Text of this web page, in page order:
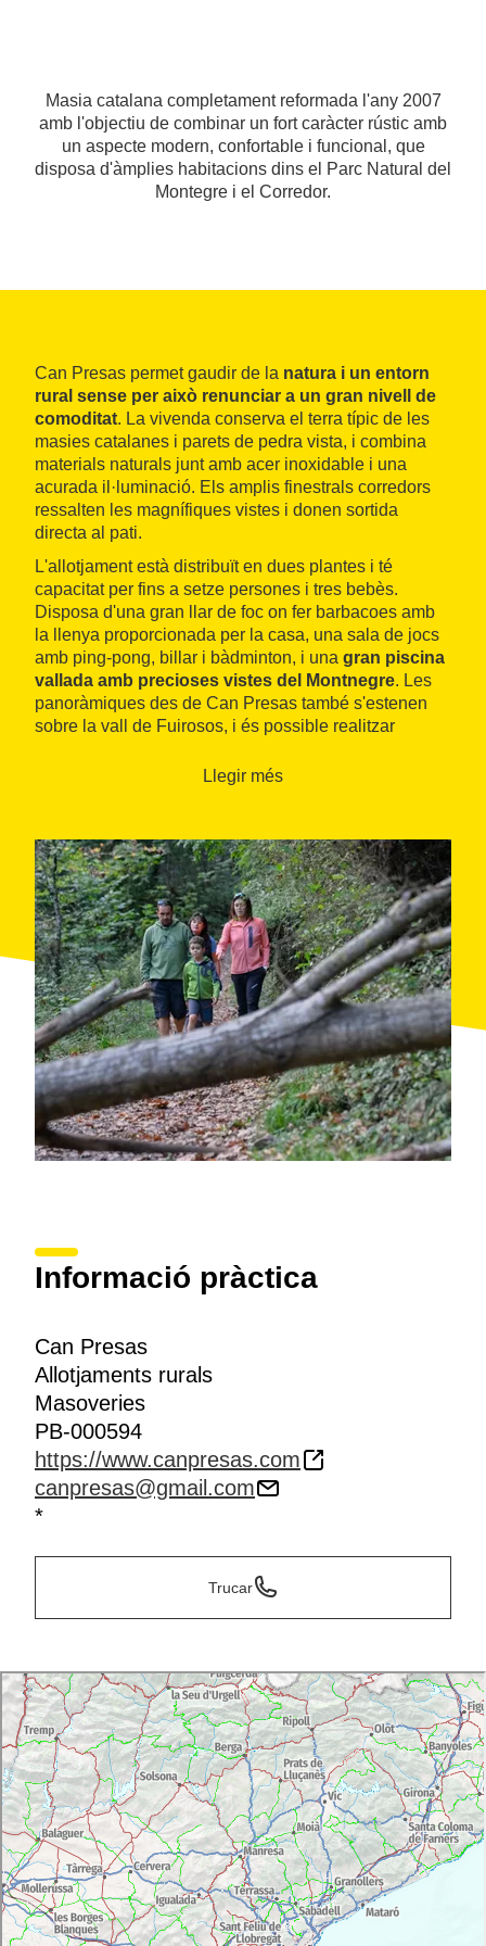
Masia catalana completament reformada l'any 2007
amb l'objectiu de combinar un fort caràcter rústic amb
un aspecte modern, confortable i funcional, que
disposa d'àmplies habitacions dins el Parc Natural del
Montegre i el Corredor.
Can Presas permet gaudir de la natura i un entorn
rural sense per això renunciar a un gran nivell de
comoditat. La vivenda conserva el terra típic de les
masies catalanes i parets de pedra vista, i combina
materials naturals junt amb acer inoxidable i una
acurada il·luminació. Els amplis finestrals corredors
ressalten les magnífiques vistes i donen sortida
directa al pati.
L'allotjament està distribuït en dues plantes i té
capacitat per fins a setze persones i tres bebès.
Disposa d'una gran llar de foc on fer barbacoes amb
la llenya proporcionada per la casa, una sala de jocs
amb ping-pong, billar i bàdminton, i una gran piscina
vallada amb precioses vistes del Montnegre. Les
panoràmiques des de Can Presas també s'estenen
sobre la vall de Fuirosos, i és possible realitzar
sureres, castanyers i roures que l'envolten.
Llegir més
Informació pràctica
Can Presas
Allotjaments rurals
Masoveries
PB-000594
https://www.canpresas.com
canpresas@gmail.com
*
Trucar